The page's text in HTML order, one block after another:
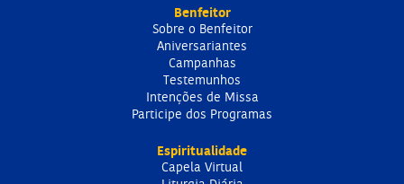
Benfeitor
Sobre o Benfeitor
Aniversariantes
Campanhas
Testemunhos
Intenções de Missa
Participe dos Programas
Espiritualidade
Capela Virtual